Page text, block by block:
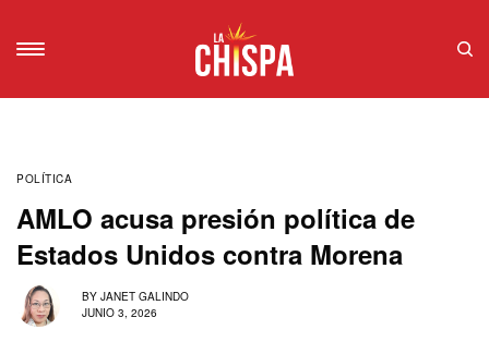
POLÍTICA
AMLO acusa presión política de
Estados Unidos contra Morena
BY JANET GALINDO
JUNIO 3, 2026